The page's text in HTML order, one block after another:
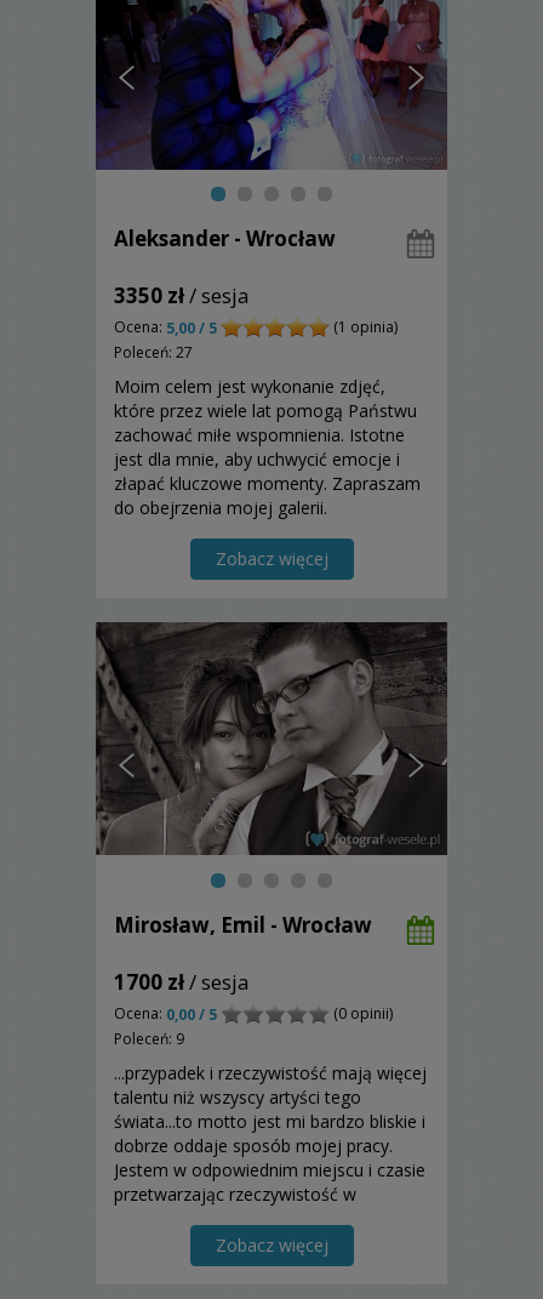
Aleksander - Wrocław
3350 zł/ sesja
Ocena: 5,00 / 5
(1 opinia)
Poleceń: 27
Moim celem jest wykonanie zdjęć,
które przez wiele lat pomogą Państwu
zachować miłe wspomnienia. Istotne
jest dla mnie, aby uchwycić emocje i
złapać kluczowe momenty. Zapraszam
do obejrzenia mojej galerii.
Zobacz więcej
Mirosław, Emil - Wrocław
1700 zł/ sesja
Ocena: 0,00 / 5
(0 opinii)
Poleceń: 9
...przypadek i rzeczywistość mają więcej
talentu niż wszyscy artyści tego
świata...to motto jest mi bardzo bliskie i
dobrze oddaje sposób mojej pracy.
Jestem w odpowiednim miejscu i czasie
przetwarzając rzeczywistość w
Zobacz więcej